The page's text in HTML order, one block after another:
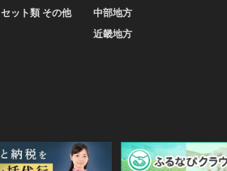
セット類 その他
中部地方
近畿地方